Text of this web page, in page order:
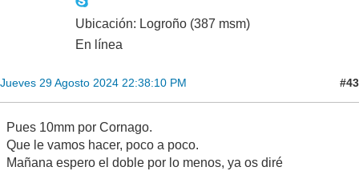
Ubicación: Logroño (387 msm)
En línea
Jueves 29 Agosto 2024 22:38:10 PM #43
Pues 10mm por Cornago.
Que le vamos hacer, poco a poco.
Mañana espero el doble por lo menos, ya os diré